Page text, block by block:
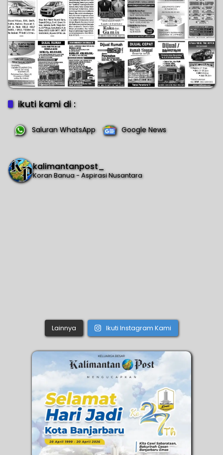
ikuti kami di :
Saluran WhatsApp Google News
kalimantanpost_
Koran Banua - Aspirasi Nusantara
Lainnya Ikuti Instagram Kami